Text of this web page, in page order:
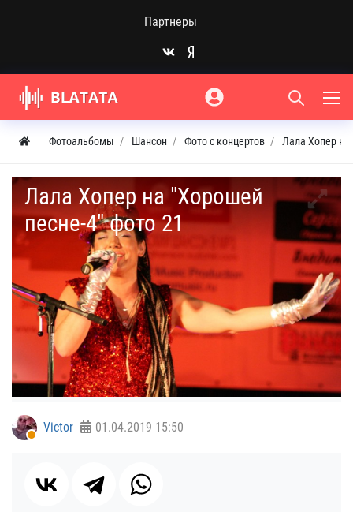
Партнеры
Фотоальбомы Шансон Фото с концертов Лала Хопер на
Лала Хопер на "Хорошей
песне-4" фото 21
Victor 01.04.2019 15:50